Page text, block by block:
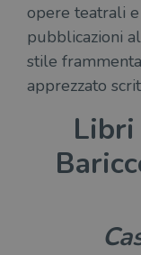
opere teatrali
pubblicazioni
stile
apprezzato